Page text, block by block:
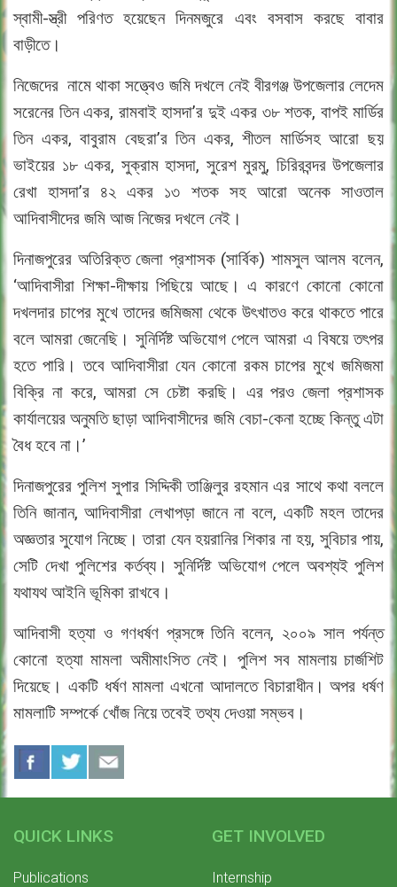
স্বামী-স্ত্রী পরিণত হয়েছেন দিনমজুরে এবং বসবাস করছে বাবার
বাড়ীতে।
নিজেদের নামে থাকা সত্ত্বেও জমি দখলে নেই বীরগঞ্জ উপজেলার লেদেম
সরেনের তিন একর, রামবাই হাসদা’র দুই একর ৩৮ শতক, বাপই মার্ডির
তিন একর, বাবুরাম বেছরা’র তিন একর, শীতল মার্ডিসহ আরো ছয়
ভাইয়ের ১৮ একর, সুক্রাম হাসদা, সুরেশ মুরমু, চিরিরবন্দর উপজেলার
রেখা হাসদা’র ৪২ একর ১৩ শতক সহ আরো অনেক সাওতাল
আদিবাসীদের জমি আজ নিজের দখলে নেই।
দিনাজপুরের অতিরিক্ত জেলা প্রশাসক (সার্বিক) শামসুল আলম বলেন,
‘আদিবাসীরা শিক্ষা-দীক্ষায় পিছিয়ে আছে। এ কারণে কোনো কোনো
দখলদার চাপের মুখে তাদের জমিজমা থেকে উৎখাতও করে থাকতে পারে
বলে আমরা জেনেছি। সুনির্দিষ্ট অভিযোগ পেলে আমরা এ বিষয়ে তৎপর
হতে পারি। তবে আদিবাসীরা যেন কোনো রকম চাপের মুখে জমিজমা
বিক্রি না করে, আমরা সে চেষ্টা করছি। এর পরও জেলা প্রশাসক
কার্যালয়ের অনুমতি ছাড়া আদিবাসীদের জমি বেচা-কেনা হচ্ছে কিন্তু এটা
বৈধ হবে না।’
দিনাজপুরের পুলিশ সুপার সিদ্দিকী তাঞ্জিলুর রহমান এর সাথে কথা বললে
তিনি জানান, আদিবাসীরা লেখাপড়া জানে না বলে, একটি মহল তাদের
অজ্ঞতার সুযোগ নিচ্ছে। তারা যেন হয়রানির শিকার না হয়, সুবিচার পায়,
সেটি দেখা পুলিশের কর্তব্য। সুনির্দিষ্ট অভিযোগ পেলে অবশ্যই পুলিশ
যথাযথ আইনি ভূমিকা রাখবে।
আদিবাসী হত্যা ও গণধর্ষণ প্রসঙ্গে তিনি বলেন, ২০০৯ সাল পর্যন্ত
কোনো হত্যা মামলা অমীমাংসিত নেই। পুলিশ সব মামলায় চার্জশিট
দিয়েছে। একটি ধর্ষণ মামলা এখনো আদালতে বিচারাধীন। অপর ধর্ষণ
মামলাটি সম্পর্কে খোঁজ নিয়ে তবেই তথ্য দেওয়া সম্ভব।
QUICK LINKS
Publications
GET INVOLVED
Internship